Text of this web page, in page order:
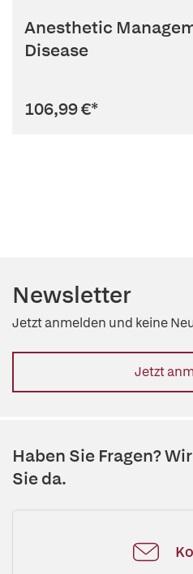
Anesthetic
Disease
106,99 €*
Newsletter
Jetzt anmelden und keine
Jetzt
Haben Sie Fragen?
Sie da.